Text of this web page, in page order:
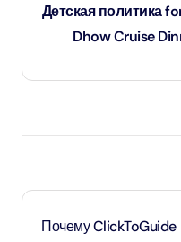
Детская политика
Dhow Cruise
бесплатный.
тариф для взрослых
Почему ClickToGuide